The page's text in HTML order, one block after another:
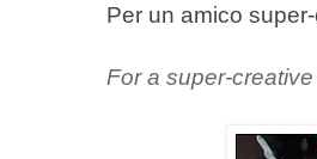
Per un amico
For a super-